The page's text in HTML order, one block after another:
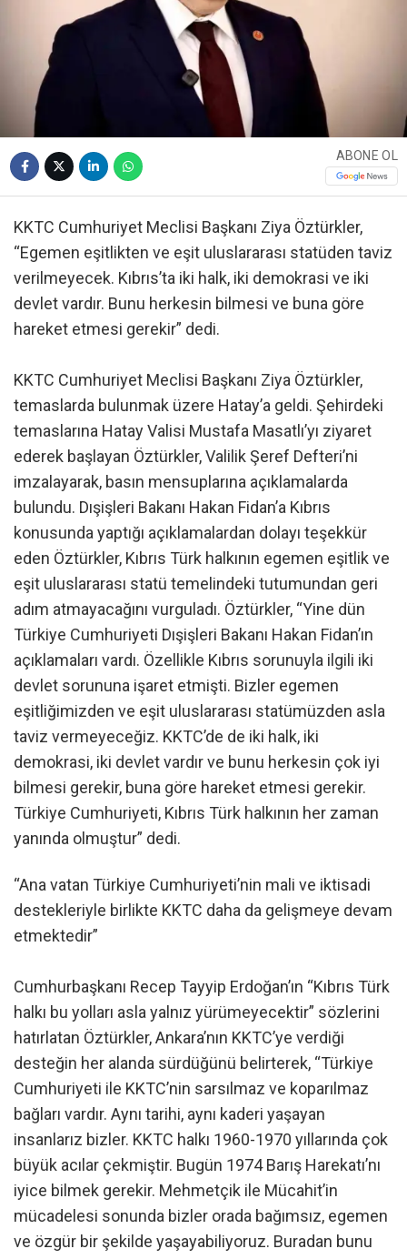
ABONE OL
KKTC Cumhuriyet Meclisi Başkanı Ziya Öztürkler,
“Egemen eşitlikten ve eşit uluslararası statüden taviz
verilmeyecek. Kıbrıs’ta iki halk, iki demokrasi ve iki
devlet vardır. Bunu herkesin bilmesi ve buna göre
hareket etmesi gerekir” dedi.
KKTC Cumhuriyet Meclisi Başkanı Ziya Öztürkler,
temaslarda bulunmak üzere Hatay’a geldi. Şehirdeki
temaslarına Hatay Valisi Mustafa Masatlı’yı ziyaret
ederek başlayan Öztürkler, Valilik Şeref Defteri’ni
imzalayarak, basın mensuplarına açıklamalarda
bulundu. Dışişleri Bakanı Hakan Fidan’a Kıbrıs
konusunda yaptığı açıklamalardan dolayı teşekkür
eden Öztürkler, Kıbrıs Türk halkının egemen eşitlik ve
eşit uluslararası statü temelindeki tutumundan geri
adım atmayacağını vurguladı. Öztürkler, “Yine dün
Türkiye Cumhuriyeti Dışişleri Bakanı Hakan Fidan’ın
açıklamaları vardı. Özellikle Kıbrıs sorunuyla ilgili iki
devlet sorununa işaret etmişti. Bizler egemen
eşitliğimizden ve eşit uluslararası statümüzden asla
taviz vermeyeceğiz. KKTC’de de iki halk, iki
demokrasi, iki devlet vardır ve bunu herkesin çok iyi
bilmesi gerekir, buna göre hareket etmesi gerekir.
Türkiye Cumhuriyeti, Kıbrıs Türk halkının her zaman
yanında olmuştur” dedi.
“Ana vatan Türkiye Cumhuriyeti’nin mali ve iktisadi
destekleriyle birlikte KKTC daha da gelişmeye devam
etmektedir”
Cumhurbaşkanı Recep Tayyip Erdoğan’ın “Kıbrıs Türk
halkı bu yolları asla yalnız yürümeyecektir” sözlerini
hatırlatan Öztürkler, Ankara’nın KKTC’ye verdiği
desteğin her alanda sürdüğünü belirterek, “Türkiye
Cumhuriyeti ile KKTC’nin sarsılmaz ve koparılmaz
bağları vardır. Aynı tarihi, aynı kaderi yaşayan
insanlarız bizler. KKTC halkı 1960-1970 yıllarında çok
büyük acılar çekmiştir. Bugün 1974 Barış Harekatı’nı
iyice bilmek gerekir. Mehmetçik ile Mücahit’in
mücadelesi sonunda bizler orada bağımsız, egemen
ve özgür bir şekilde yaşayabiliyoruz. Buradan bunu